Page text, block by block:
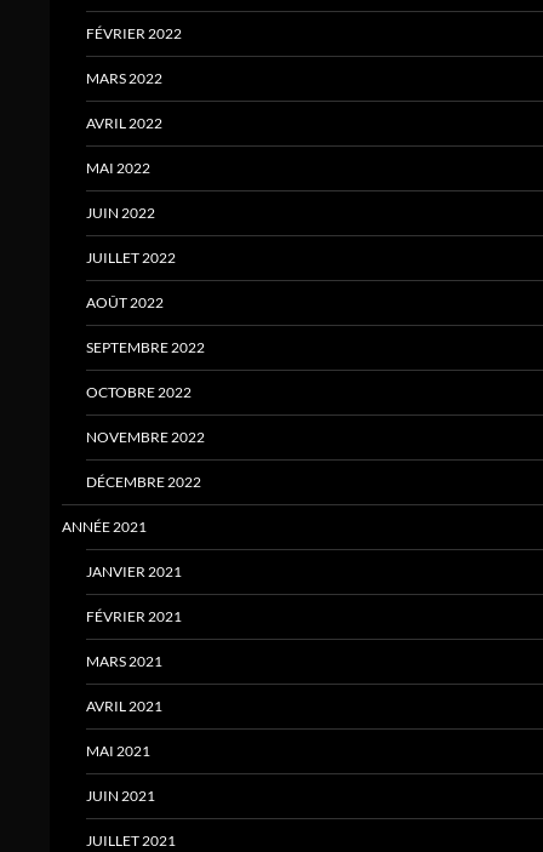
FÉVRIER 2022
MARS 2022
AVRIL 2022
MAI 2022
JUIN 2022
JUILLET 2022
AOÛT 2022
SEPTEMBRE 2022
OCTOBRE 2022
NOVEMBRE 2022
DÉCEMBRE 2022
ANNÉE 2021
JANVIER 2021
FÉVRIER 2021
MARS 2021
AVRIL 2021
MAI 2021
JUIN 2021
JUILLET 2021